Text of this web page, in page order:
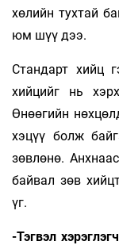
хөлийн тухтай
юм шүү дээ.
Стандарт хийц
хийцийг нь
Өнөөгийн
хэцүү болж
зөвлөнө.
байвал зөв
үг.
-Тэгвэл